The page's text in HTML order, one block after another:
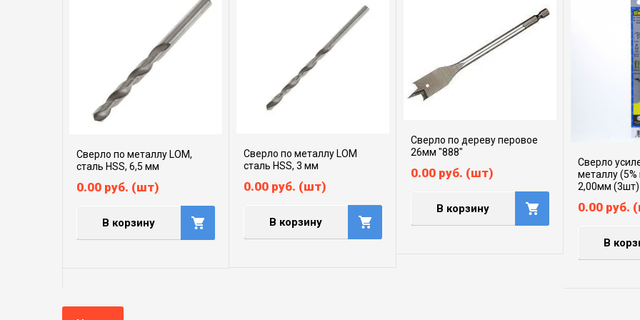
Сверло по металлу LOM,
сталь HSS, 6,5 мм
0.00 руб. (шт)
В корзину
Сверло по металлу LOM
сталь HSS, 3 мм
0.00 руб. (шт)
В корзину
Сверло по дереву перовое
26мм "888"
0.00 руб. (шт)
В корзину
Сверло
металлу (5%
2,00мм (3шт)
0.00 руб.
В